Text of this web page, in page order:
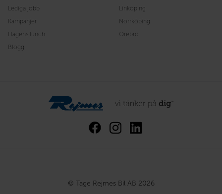
Lediga jobb
Kampanjer
Dagens lunch
Blogg
Linköping
Norrköping
Örebro
© Tage Rejmes Bil AB 2026